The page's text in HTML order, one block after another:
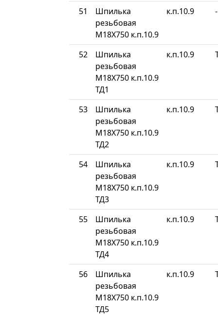
51
Шпилька
резьбовая
М18Х750 к.п.10.9
к.п.10.9 -
52
Шпилька
резьбовая
М18Х750 к.п.10.9
ТД1
к.п.10.9
53
Шпилька
резьбовая
М18Х750 к.п.10.9
ТД2
к.п.10.9
54
Шпилька
резьбовая
М18Х750 к.п.10.9
ТД3
к.п.10.9
55
Шпилька
резьбовая
М18Х750 к.п.10.9
ТД4
к.п.10.9
56
Шпилька
резьбовая
М18Х750 к.п.10.9
ТД5
к.п.10.9